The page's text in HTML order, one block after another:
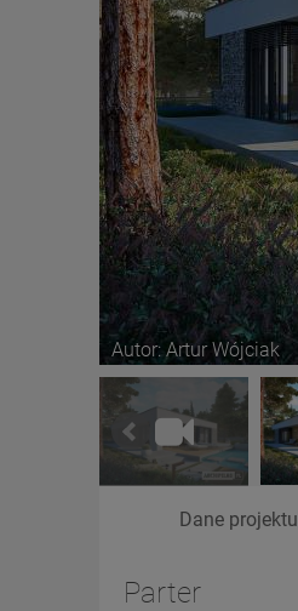
Autor: Artur Wójciak
Dane projektu
Parter